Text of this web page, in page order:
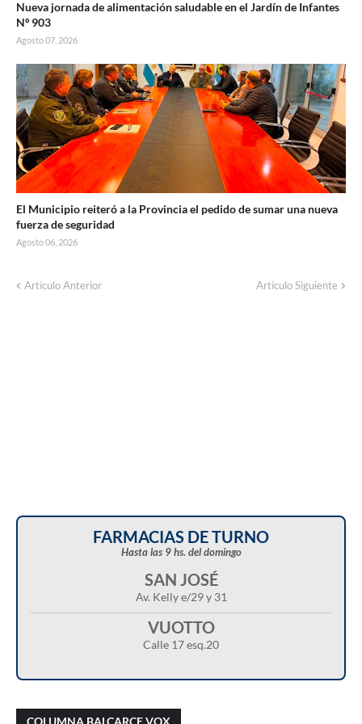
Nueva jornada de alimentación saludable en el Jardín de Infantes
Nº 903
Agosto 07, 2026
El Municipio reiteró a la Provincia el pedido de sumar una nueva
fuerza de seguridad
Agosto 06, 2026
Artículo Anterior Artículo Siguiente
Corte de energía programado para este
FARMACIAS DE TURNO
Hasta las 9 hs. del domingo
SAN JOSÉ
Av. Kelly e/29 y 31
VUOTTO
Calle 17 esq.20
que se conozca la carga horaria de cada
cuestionó el proyecto de reforma de la Ley de